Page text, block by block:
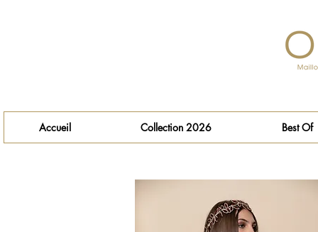
Accueil Collection 2026 Best Of